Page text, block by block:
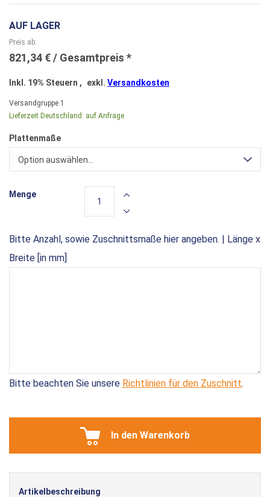
AUF LAGER
Preis ab
821,34 €
Inkl. 19% Steuern , exkl. Versandkosten
Versandgruppe 1
Lieferzeit Deutschland: auf Anfrage
Plattenmaße
Option auswählen...
Bitte Anzahl, sowie Zuschnittsmaße hier angeben. | Länge x
Breite [in mm]
Bitte beachten Sie unsere Richtlinien für den Zuschnitt.
Menge
In den Warenkorb
Artikelbeschreibung